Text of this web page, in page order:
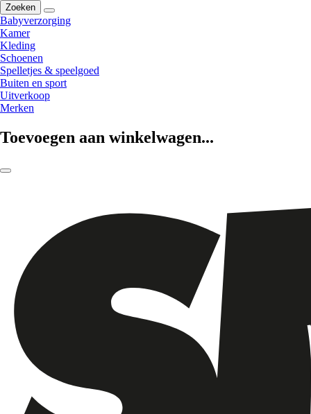
Zoeken
Babyverzorging
Kamer
Kleding
Schoenen
Spelletjes & speelgoed
Buiten en sport
Uitverkoop
Merken
Toevoegen aan winkelwagen...